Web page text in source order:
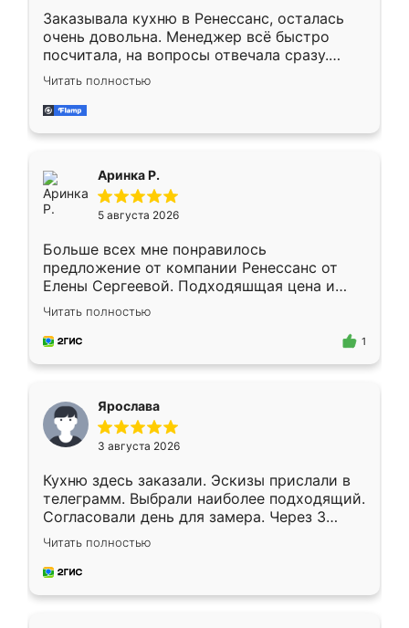
Заказывала кухню в Ренессанс, осталась
очень довольна. Менеджер всё быстро
посчитала, на вопросы отвечала сразу.
Замерщик приехал в субботу, подошёл к
делу со всей ответственностью. Собрали
за день, ребята работали аккуратно, даже
Читать полностью
Аринка Р.
5 августа 2026
Больше всех мне понравилось
предложение от компании Ренессанс от
Елены Сергеевой. Подходяшщая цена и
короткие сроки изготовления. Приехавший
для замера сотрудник Владислав
предложил по моему эскизу самый
Читать полностью
1
Ярослава
3 августа 2026
Кухню здесь заказали. Эскизы прислали в
телеграмм. Выбрали наиболее подходящий.
Согласовали день для замера. Через 3
недели кухня была уже готова. Остались
довольны работой. Спасибо Ренессанс
мебель за качественную работу!
Читать полностью